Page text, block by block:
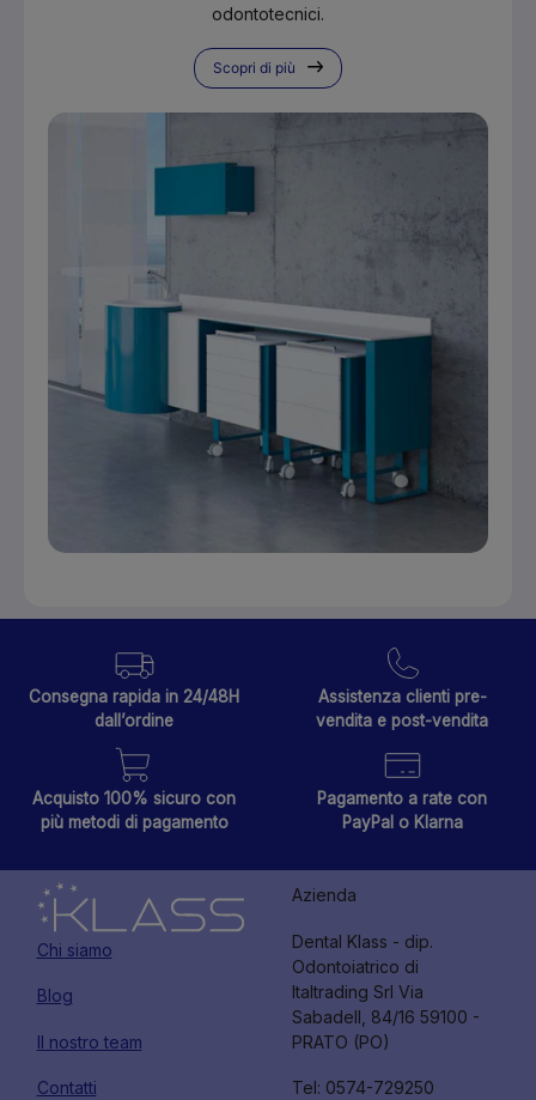
odontotecnici.
Scopri di più
Consegna rapida in 24/48H
dall’ordine
Assistenza clienti pre-
vendita e post-vendita
Acquisto 100% sicuro con
più metodi di pagamento
Pagamento a rate con
PayPal o Klarna
Chi siamo
Blog
Il nostro team
Contatti
Azienda
Dental Klass - dip.
Odontoiatrico di
Italtrading Srl Via
Sabadell, 84/16 59100 -
PRATO (PO)
Tel: 0574-729250